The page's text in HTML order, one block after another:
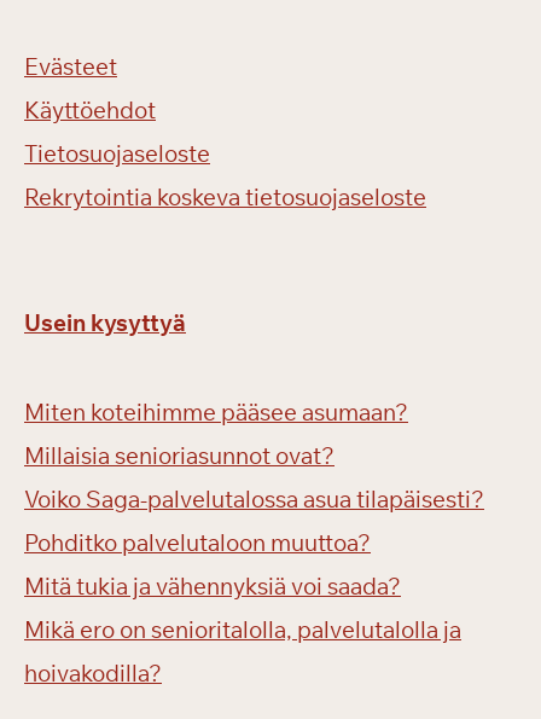
Evästeet
Käyttöehdot
Tietosuojaseloste
Rekrytointia koskeva tietosuojaseloste
Usein kysyttyä
Miten koteihimme pääsee asumaan?
Millaisia senioriasunnot ovat?
Voiko Saga-palvelutalossa asua tilapäisesti?
Pohditko palvelutaloon muuttoa?
Mitä tukia ja vähennyksiä voi saada?
Mikä ero on senioritalolla, palvelutalolla ja
hoivakodilla?